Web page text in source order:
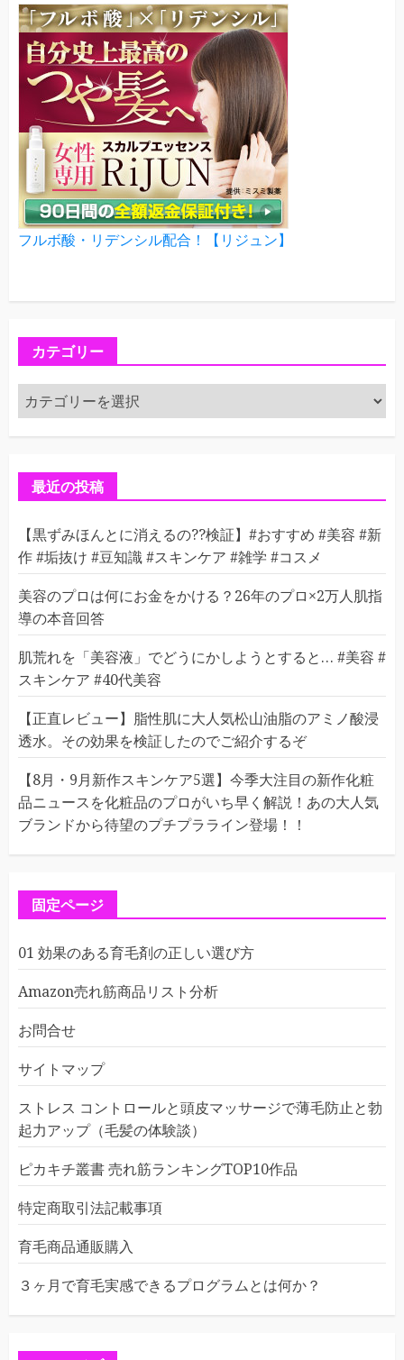
フルボ酸・リデンシル配合！【リジュン】
カテゴリー
カ
テ
ゴ
最近の投稿
【黒ずみほんとに消えるの??検証】#おすすめ #美容 #新
作 #垢抜け #豆知識 #スキンケア #雑学 #コスメ
美容のプロは何にお金をかける？26年のプロ×2万人肌指
導の本音回答
肌荒れを「美容液」でどうにかしようとすると… #美容 #
スキンケア #40代美容
【正直レビュー】脂性肌に大人気松山油脂のアミノ酸浸
透水。その効果を検証したのでご紹介するぞ
【8月・9月新作スキンケア5選】今季大注目の新作化粧
品ニュースを化粧品のプロがいち早く解説！あの大人気
ブランドから待望のプチプラライン登場！！
固定ページ
01 効果のある育毛剤の正しい選び方
Amazon売れ筋商品リスト分析
お問合せ
サイトマップ
ストレス コントロールと頭皮マッサージで薄毛防止と勃
起力アップ（毛髪の体験談）
ピカキチ叢書 売れ筋ランキングTOP10作品
特定商取引法記載事項
育毛商品通販購入
３ヶ月で育毛実感できるプログラムとは何か？